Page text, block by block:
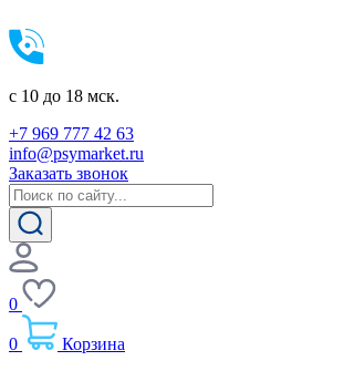
c 10 до 18 мск.
+7 969 777 42 63
info@psymarket.ru
Заказать звонок
0
0
Корзина